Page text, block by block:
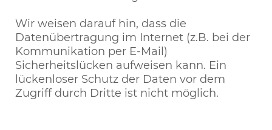
Wir weisen darauf hin, dass die
Datenübertragung im Internet (z.B. bei der
Kommunikation per E-Mail)
Sicherheitslücken aufweisen kann. Ein
lückenloser Schutz der Daten vor dem
Zugriff durch Dritte ist nicht möglich.